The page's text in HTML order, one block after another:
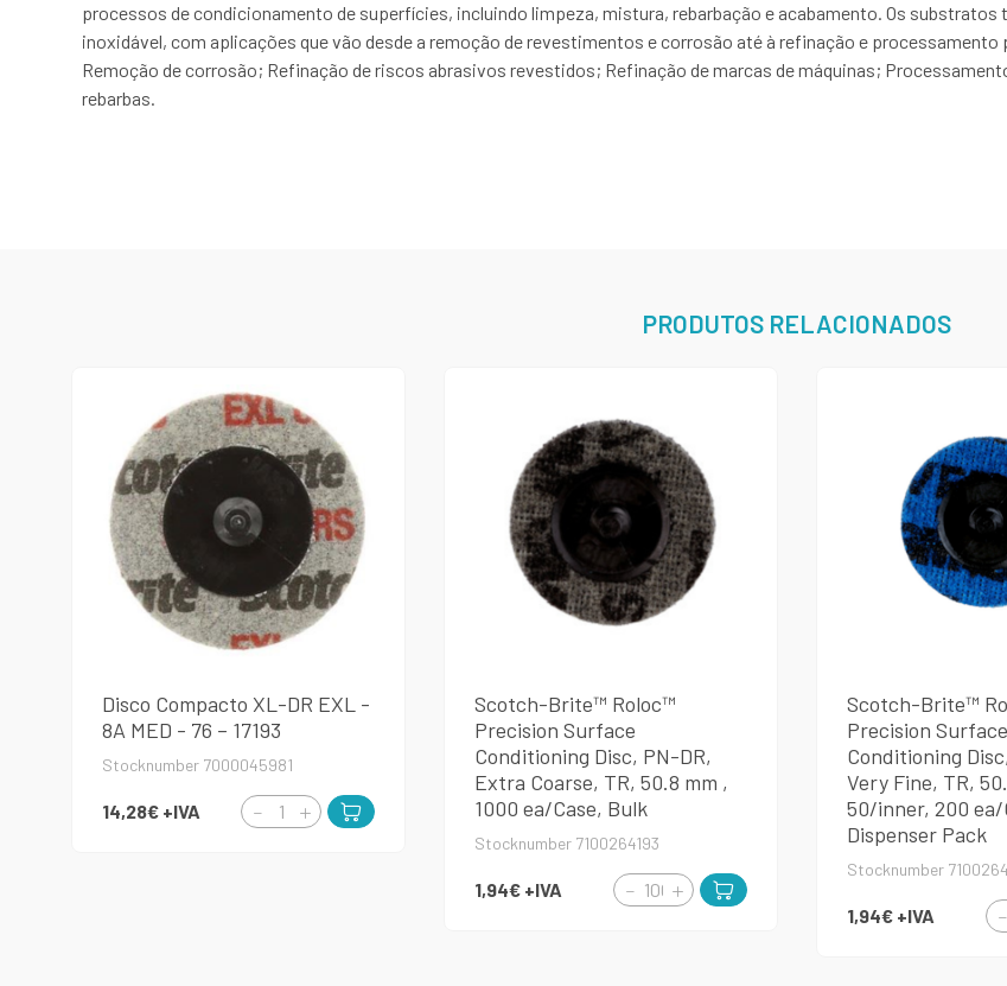
processos de condicionamento de superfícies, incluindo limpeza, mistura, rebarbação e acabamento. Os
inoxidável, com aplicações que vão desde a remoção de revestimentos e corrosão até à refinação e
Remoção de corrosão; Refinação de riscos abrasivos revestidos; Refinação de marcas de máquinas;
rebarbas.
PRODUTOS RELACIONADOS
Disco Compacto XL-DR EXL -
8A MED - 76 – 17193
Stocknumber 7000045981
14,28€ +IVA
Scotch-Brite™ Roloc™
Precision Surface
Conditioning Disc, PN-DR,
Extra Coarse, TR, 50.8 mm ,
1000 ea/Case, Bulk
Stocknumber 7100264193
1,94€ +IVA
Scotch-Brite™
Precision Surface
Conditioning
Very Fine, TR,
50/inner, 200 ea/
Dispenser Pack
Stocknumber
1,94€ +IVA